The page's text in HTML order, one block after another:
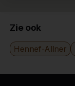
Zie ook
Hennef-Allner